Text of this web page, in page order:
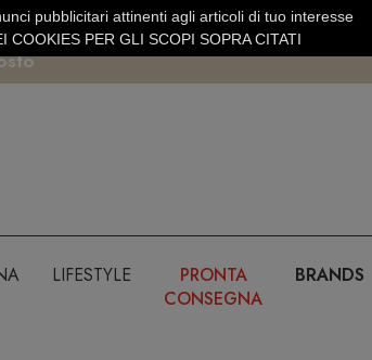
CREDITO SERVIZIO CLIENTI +39.0773.470.562
LIFESTYLE
PRONTA
CONSEGNA
BRANDS
pubblicitari attinenti agli articoli di tuo interesse
COOKIES PER GLI SCOPI SOPRA CITATI